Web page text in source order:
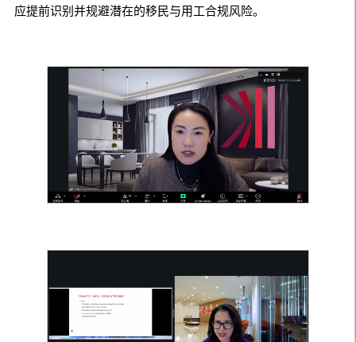
应提前识别并规避潜在的移民与用工合规风险。